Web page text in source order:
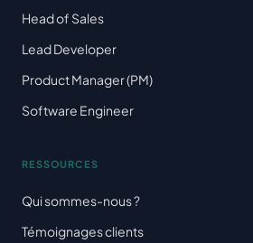
Head of Sales
Lead Developer
Product Manager (PM)
Software Engineer
RESSOURCES
Qui sommes-nous ?
Témoignages clients